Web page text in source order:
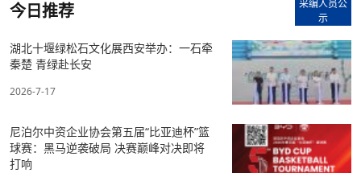
采编人员公
示
今日推荐
湖北十堰绿松石文化展西安举办：一石牵
秦楚 青绿赴长安
2026-7-17
尼泊尔中资企业协会第五届“比亚迪杯”篮
球赛：黑马逆袭破局 决赛巅峰对决即将
打响